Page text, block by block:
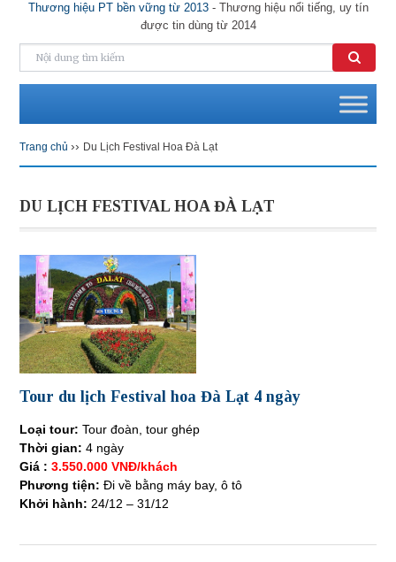
Thương hiệu PT bền vững từ 2013- Thương hiệu nổi tiếng, uy tín
được tin dùng từ 2014
Trang chủ ›› Du Lịch Festival Hoa Đà Lạt
DU LỊCH FESTIVAL HOA ĐÀ LẠT
Tour du lịch Festival hoa Đà Lạt 4 ngày
Loại tour: Tour đoàn, tour ghép
Thời gian: 4 ngày
Giá : 3.550.000 VNĐ/khách
Phương tiện: Đi về bằng máy bay, ô tô
Khởi hành: 24/12 – 31/12